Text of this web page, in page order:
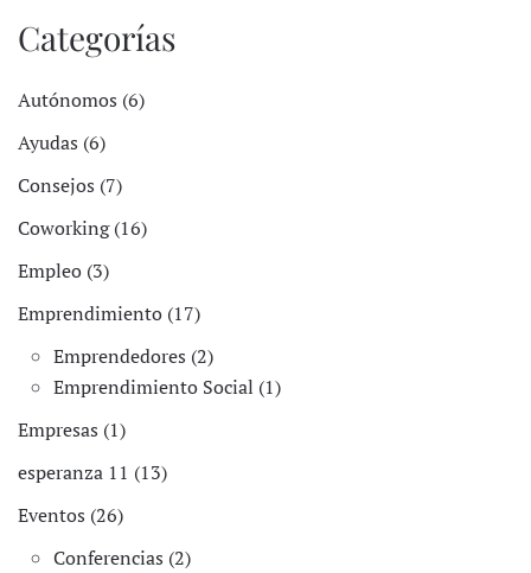
Categorías
Autónomos (6)
Ayudas (6)
Consejos (7)
Coworking (16)
Empleo (3)
Emprendimiento (17)
Emprendedores (2)
Emprendimiento Social (1)
Empresas (1)
esperanza 11 (13)
Eventos (26)
Conferencias (2)